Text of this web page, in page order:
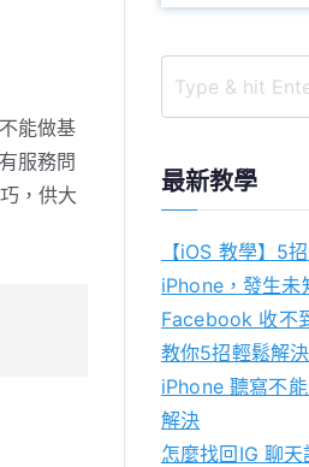
能做基
服務問
，供大
最新教學
【iOS 教學】5
iPhone，發生未
Facebook 收不
教你5招輕鬆解決
iPhone 聽寫不
解決
怎麼找回IG 聊